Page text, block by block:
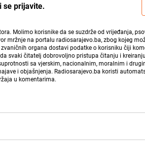
se prijavite.
Molimo korisnike da se suzdrže od vrijeđanja,
mržnje na portalu radiosarajevo.ba, zbog kojeg
organa dostavi podatke o korisniku čiji
svaki čitatelj dobrovoljno pristupa čitanju i
sa vjerskim, nacionalnim, moralnim i
i objašnjenja. Radiosarajevo.ba koristi
u komentarima.